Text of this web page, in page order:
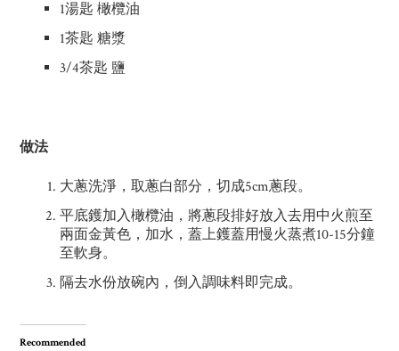
1湯匙 橄欖油
1茶匙 糖漿
3/4茶匙 鹽
做法
大蔥洗淨，取蔥白部分，切成5cm蔥段。
平底鑊加入橄欖油，將蔥段排好放入去用中火煎至
兩面金黃色，加水，蓋上鑊蓋用慢火蒸煮10-15分鐘
至軟身。
隔去水份放碗內，倒入調味料即完成。
Recommended